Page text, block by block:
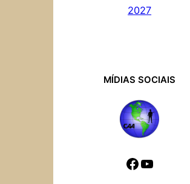
2027
MÍDIAS SOCIAIS
Facebook
YouTube